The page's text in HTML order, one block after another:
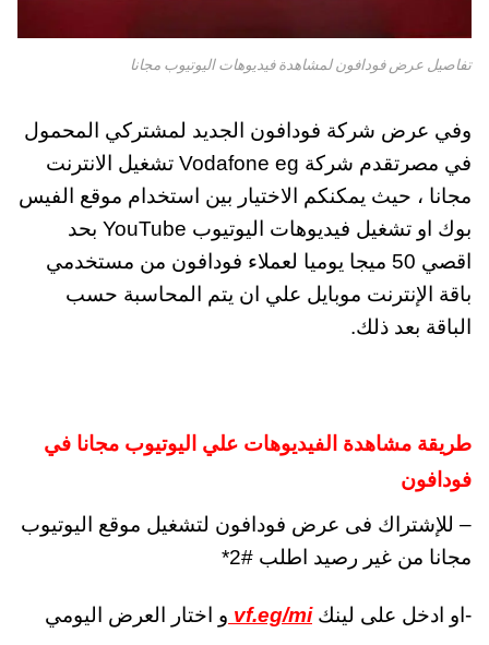
تفاصيل عرض فودافون لمشاهدة فيديوهات اليوتيوب مجانا
وفي عرض شركة فودافون الجديد لمشتركي المحمول
في مصرتقدم شركة Vodafone eg تشغيل الانترنت
مجانا ، حيث يمكنكم الاختيار بين استخدام موقع الفيس
بوك او تشغيل فيديوهات اليوتيوب YouTube بحد
اقصي 50 ميجا يوميا لعملاء فودافون من مستخدمي
باقة الإنترنت موبايل علي ان يتم المحاسبة حسب
الباقة بعد ذلك.
طريقة مشاهدة الفيديوهات علي اليوتيوب مجانا في
فودافون
– للإشتراك فى عرض فودافون لتشغيل موقع اليوتيوب
مجانا من غير رصيد اطلب #2*
-او ادخل على لينكvf.eg/mi و اختار العرض اليومي